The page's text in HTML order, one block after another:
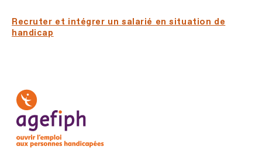
Recruter et intégrer un salarié en situation de
handicap